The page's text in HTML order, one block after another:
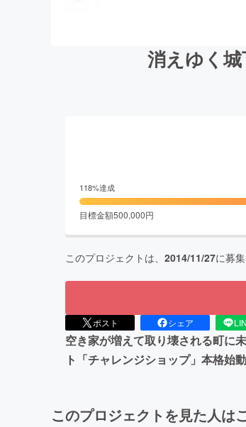
消えゆく
118%達成
目標金額500,000円
このプロジェクトは、 2014/11/27に募
ポスト シェア
空き家が増えて取り壊される町に
ト「チャレンジショップ」本格始動
このプロジェクトを見た人は